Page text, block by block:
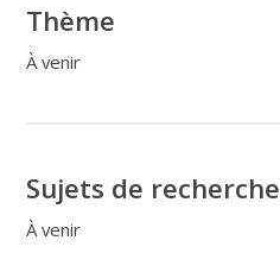
Thème
À venir
Sujets de recherche
À venir